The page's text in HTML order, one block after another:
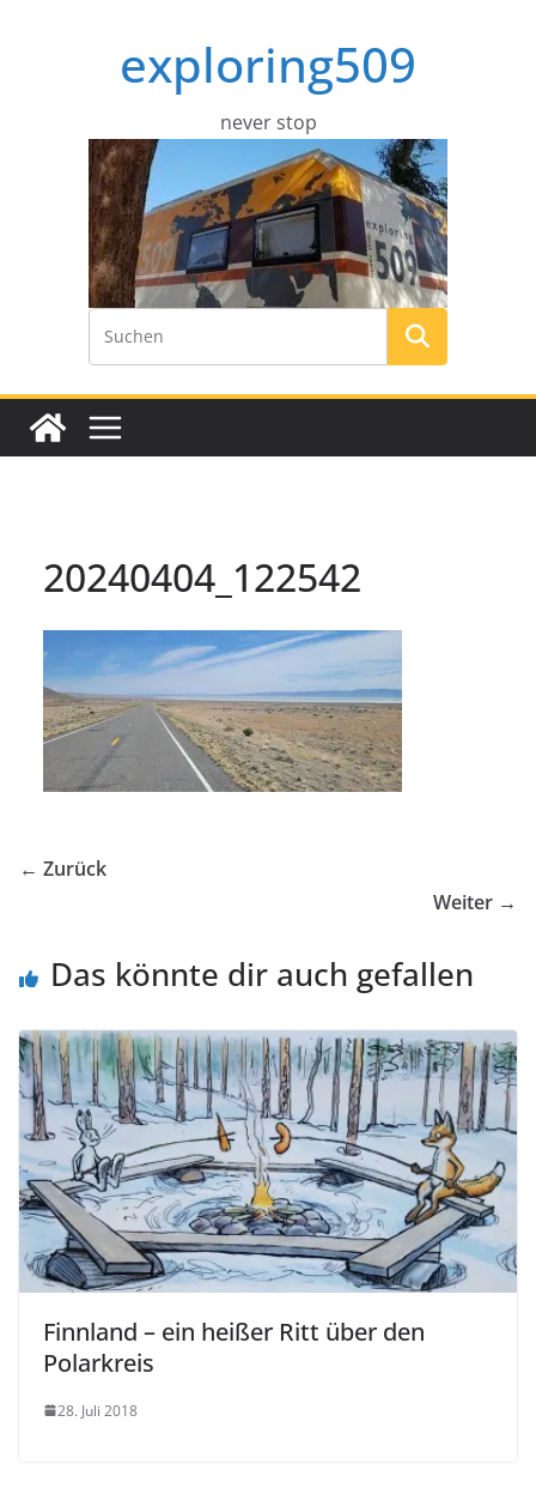
exploring509
never stop
20240404_122542
← Zurück
Weiter →
Das könnte dir auch gefallen
Finnland – ein heißer Ritt über den
Polarkreis
28. Juli 2018